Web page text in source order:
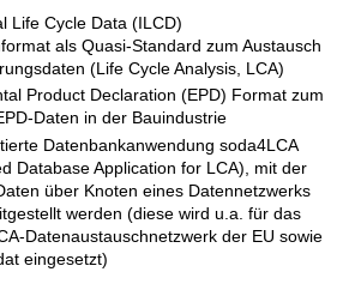
Life Cycle Data (ILCD)
als Quasi-Standard zum Austausch
(Life Cycle Analysis, LCA)
Product Declaration (EPD) Format zum
Daten in der Bauindustrie
Datenbankanwendung soda4LCA
Database Application for LCA), mit der
über Knoten eines Datennetzwerks
werden (diese wird u.a. für das
Datenaustauschnetzwerk der EU sowie
eingesetzt)